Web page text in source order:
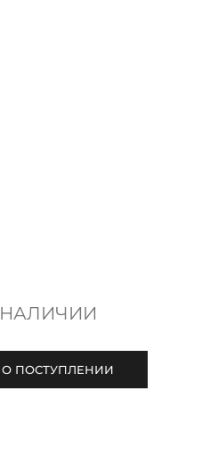
НАЛИЧИИ
ПОСТУПЛЕНИИ